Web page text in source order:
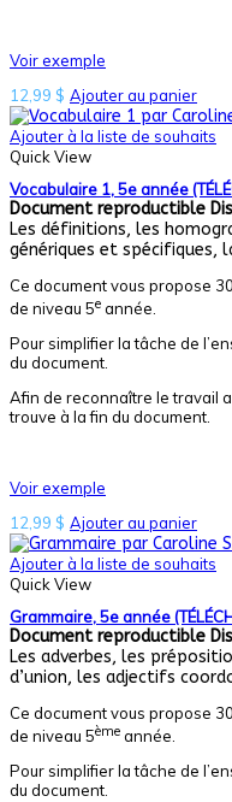
Voir exemple
12,99 $ Ajouter au panier
Ajouter à la liste de souhaits
Quick View
Vocabulaire 1, 5e année
Document reproductible
Les définitions, les
génériques et spécifiques,
Ce document vous propose
de niveau 5e année.
Pour simplifier la tâche de
du document.
Afin de reconnaître le travail
trouve à la fin du document.
Voir exemple
12,99 $ Ajouter au panier
Ajouter à la liste de souhaits
Quick View
Grammaire, 5e année
Document reproductible
Les adverbes, les
d’union, les adjectifs
Ce document vous propose
de niveau 5ème année.
Pour simplifier la tâche de
du document.